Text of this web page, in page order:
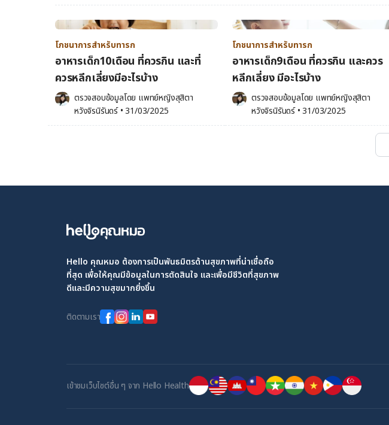
โภชนาการสำหรับทารก
อาหารเด็ก10เดือน ที่ควรกิน และที่
ควรหลีกเลี่ยงมีอะไรบ้าง
ตรวจสอบข้อมูลโดย แพทย์หญิงสุสิตา
หวังจิรนิรันดร์ • 31/03/2025
โภชนาการสำหรับทารก
อาหารเด็ก9เดือน ที่ควรกิน และควร
หลีกเลี่ยง มีอะไรบ้าง
ตรวจสอบข้อมูลโดย แพทย์หญิงสุสิตา
หวังจิรนิรันดร์ • 31/03/2025
Hello คุณหมอ ต้องการเป็นพันธมิตรด้านสุขภาพที่น่าเชื่อถือ
ที่สุด เพื่อให้คุณมีข้อมูลในการตัดสินใจ และเพื่อมีชีวิตที่สุขภาพ
ดีและมีความสุขมากยิ่งขึ้น
ติดตามเรา
เข้าชมเว็บไซต์อื่น ๆ จาก Hello Health